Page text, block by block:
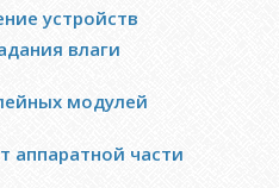
устройств
влаги
модулей
аппаратной части